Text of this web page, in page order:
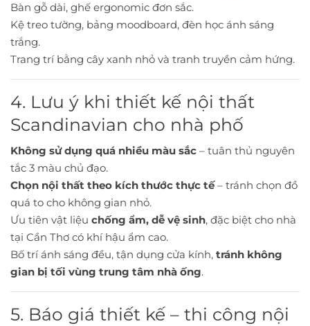
Bàn gỗ dài, ghế ergonomic đơn sắc.
Kệ treo tường, bảng moodboard, đèn học ánh sáng
trắng.
Trang trí bằng cây xanh nhỏ và tranh truyền cảm hứng.
4. Lưu ý khi thiết kế nội thất
Scandinavian cho nhà phố
Không sử dụng quá nhiều màu sắc – tuân thủ nguyên
tắc 3 màu chủ đạo.
Chọn nội thất theo kích thước thực tế– tránh chọn đồ
quá to cho không gian nhỏ.
Ưu tiên vật liệu chống ẩm, dễ vệ sinh, đặc biệt cho nhà
tại Cần Thơ có khí hậu ẩm cao.
Bố trí ánh sáng đều, tận dụng cửa kính, tránh không
gian bị tối vùng trung tâm nhà ống.
5. Báo giá thiết kế – thi công nội